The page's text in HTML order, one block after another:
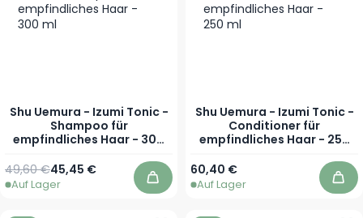
Shu Uemura - Izumi Tonic -
Shampoo für
empfindliches Haar - 300
Sonderpreis
45,45 €
Regulärer Preis
49,60 €
Auf Lager In den Warenkorb
Shu Uemura - Izumi Tonic -
Conditioner für
empfindliches Haar - 250
60,40 €
Auf Lager In